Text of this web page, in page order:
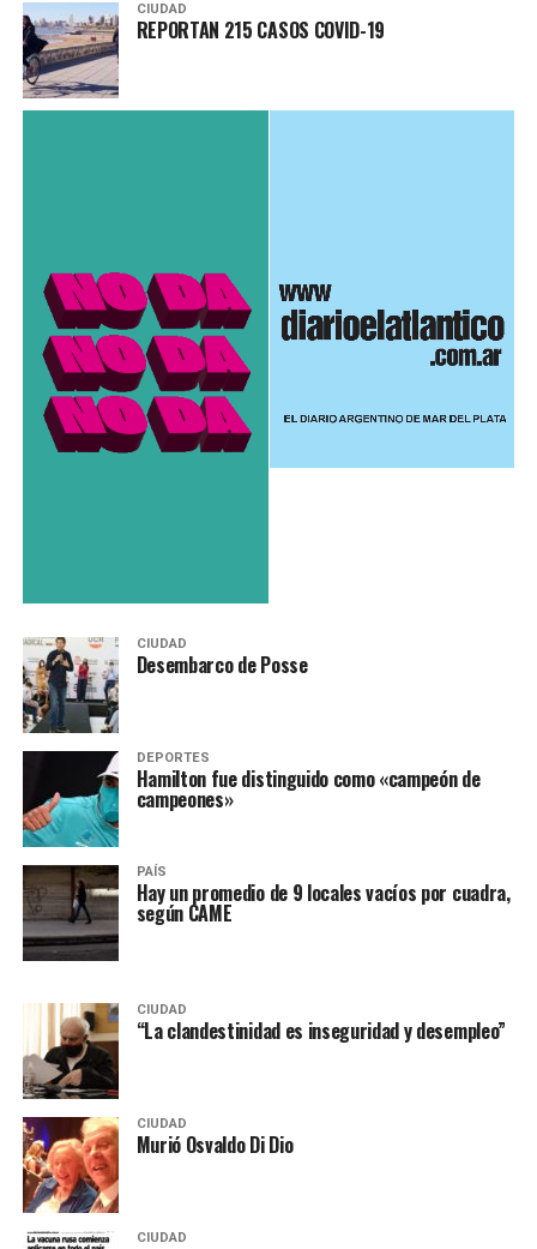
CIUDAD
REPORTAN 215 CASOS COVID-19
CIUDAD
Desembarco de Posse
DEPORTES
Hamilton fue distinguido como «campeón de
campeones»
PAÍS
Hay un promedio de 9 locales vacíos por cuadra,
según CAME
CIUDAD
“La clandestinidad es inseguridad y desempleo”
CIUDAD
Murió Osvaldo Di Dio
CIUDAD